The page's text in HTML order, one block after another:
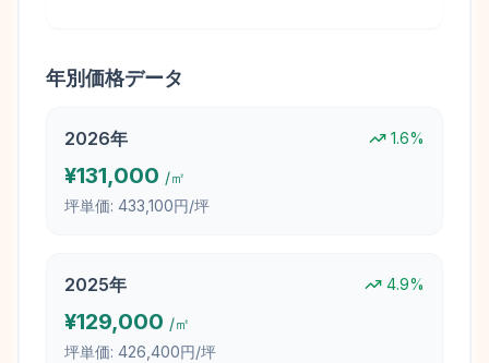
年別価格データ
2026年 1.6%
¥131,000 /㎡
坪単価: 433,100円/坪
2025年 4.9%
¥129,000 /㎡
坪単価: 426,400円/坪